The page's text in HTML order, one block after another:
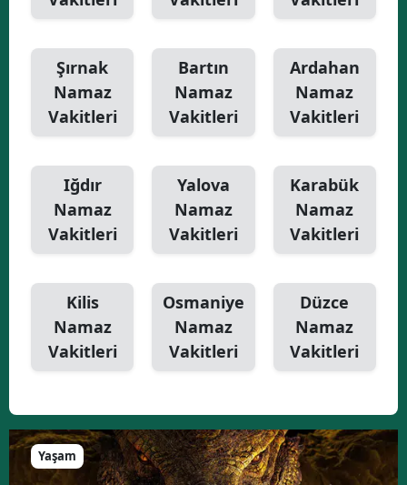
Şırnak
Namaz
Vakitleri
Bartın
Namaz
Vakitleri
Ardahan
Namaz
Vakitleri
Iğdır
Namaz
Vakitleri
Yalova
Namaz
Vakitleri
Karabük
Namaz
Vakitleri
Kilis
Namaz
Vakitleri
Osmaniye
Namaz
Vakitleri
Düzce
Namaz
Vakitleri
Yaşam